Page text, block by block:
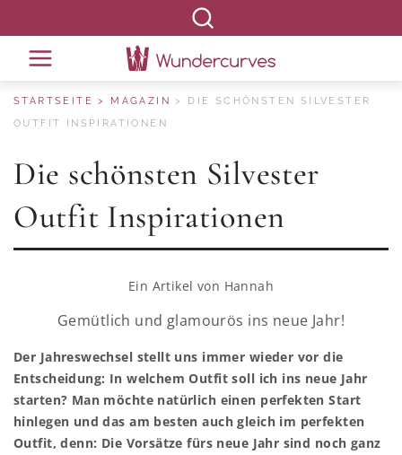
STARTSEITE MAGAZIN
DIE SCHÖNSTEN SILVESTER
OUTFIT INSPIRATIONEN
Die schönsten Silvester
Outfit Inspirationen
Ein Artikel von Hannah
Gemütlich und glamourös ins neue Jahr!
Der Jahreswechsel stellt uns immer wieder vor die
Entscheidung: In welchem Outfit soll ich ins neue Jahr
starten? Man möchte natürlich einen perfekten Start
hinlegen und das am besten auch gleich im perfekten
Outfit, denn: Die Vorsätze fürs neue Jahr sind noch ganz